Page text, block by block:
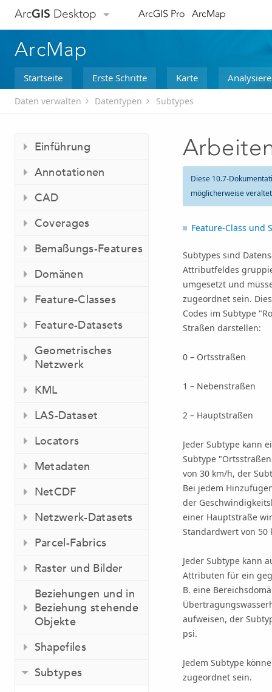
ArcGIS Desktop ArcGIS Pro ArcMap
ArcMap
Startseite Erste Schritte Karte
Daten verwalten Datentypen Subtypes
Einführung
Annotationen
CAD
Coverages
Bemaßungs-Features
Domänen
Feature-Classes
Feature-Datasets
Geometrisches
Netzwerk
KML
LAS-Dataset
Locators
Metadaten
NetCDF
Netzwerk-Datasets
Parcel-Fabrics
Raster und Bilder
Beziehungen und in
Beziehung stehende
Objekte
Shapefiles
Subtypes
Diese 10.7-
möglicherweise
Feature-Class und
Subtypes sind
Attributfeldes
umgesetzt und
zugeordnet sein.
Codes im Subtype
Straßen darstellen:
0 – Ortsstraßen
1 – Nebenstraßen
2 – Hauptstraßen
Jeder Subtype kann
Subtype
von 30 km/h, der
Bei jedem
der
einer Hauptstraße
Standardwert von 50
Jeder Subtype kann
Attributen für ein
B. eine
aufweisen, der
psi.
Jedem Subtype
zugeordnet sein.